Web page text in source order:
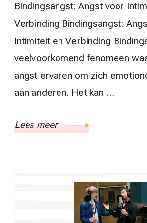
Bindingsangst: Angst voor
Verbinding Bindingsangst:
Intimiteit en Verbinding
veelvoorkomend fenomeen
angst ervaren om zich
aan anderen. Het kan …
Lees meer